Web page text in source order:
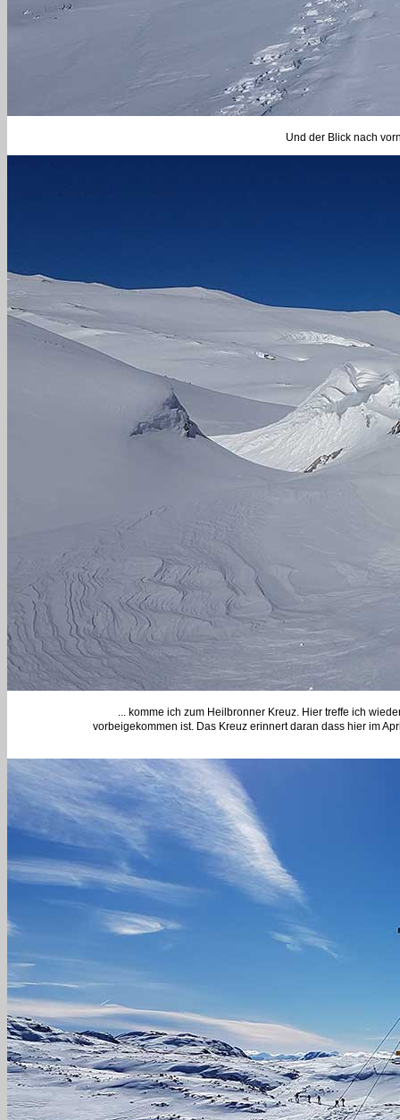
Und der Blick nach
... komme ich zum Heilbronner Kreuz. Hier treffe ich
vorbeigekommen ist. Das Kreuz erinnert daran dass hier im